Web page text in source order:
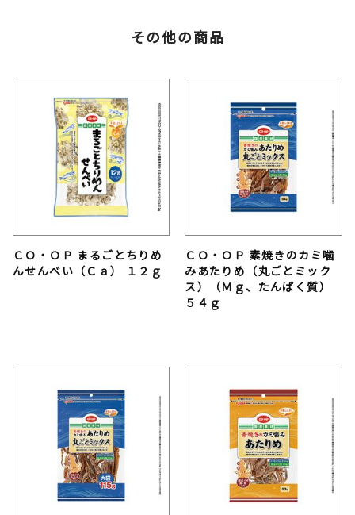
その他の商品
ＣＯ・ＯＰ まるごとちりめ
んせんべい（Ｃａ） １２ｇ
ＣＯ・ＯＰ 素焼きのカミ噛
みあたりめ（丸ごとミック
ス）（Ｍｇ、たんぱく質）
５４ｇ